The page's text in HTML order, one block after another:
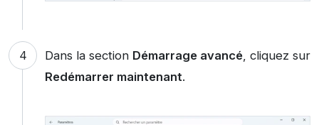
Dans la section Démarrage avancé, cliquez sur
Redémarrer maintenant.